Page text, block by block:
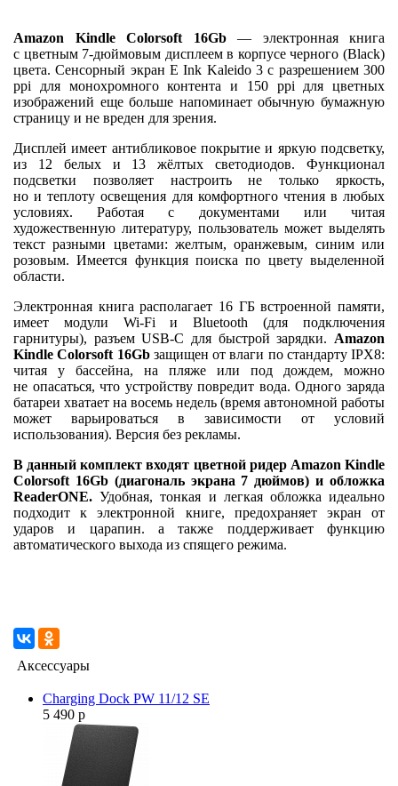
Amazon Kindle Colorsoft 16Gb — электронная книга
с цветным 7-дюймовым дисплеем в корпусе черного (Black)
цвета. Сенсорный экран E Ink Kaleido 3 с разрешением 300
ppi для монохромного контента и 150 ppi для цветных
изображений еще больше напоминает обычную бумажную
страницу и не вреден для зрения.
Дисплей имеет антибликовое покрытие и яркую подсветку,
из 12 белых и 13 жёлтых светодиодов. Функционал
подсветки позволяет настроить не только яркость,
но и теплоту освещения для комфортного чтения в любых
условиях. Работая с документами или читая
художественную литературу, пользователь может выделять
текст разными цветами: желтым, оранжевым, синим или
розовым. Имеется функция поиска по цвету выделенной
области.
Электронная книга располагает 16 ГБ встроенной памяти,
имеет модули Wi-Fi и Bluetooth (для подключения
гарнитуры), разъем USB-C для быстрой зарядки. Amazon
Kindle Colorsoft 16Gbзащищен от влаги по стандарту IPX8:
читая у бассейна, на пляже или под дождем, можно
не опасаться, что устройству повредит вода. Одного заряда
батареи хватает на восемь недель (время автономной работы
может варьироваться в зависимости от условий
использования). Версия без рекламы.
В данный комплект входят цветной ридер Amazon Kindle
Colorsoft 16Gb (диагональ экрана 7 дюймов) и обложка
ReaderONE. Удобная, тонкая и легкая обложка идеально
подходит к электронной книге, предохраняет экран от
ударов и царапин. а также поддерживает функцию
автоматического выхода из спящего режима.
Аксессуары
Charging Dock PW 11/12 SE
5 490 р